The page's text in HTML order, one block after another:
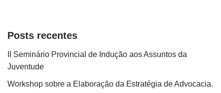
Posts recentes
II Seminário Provincial de Indução aos Assuntos da
Juventude
Workshop sobre a Elaboração da Estratégia de Advocacia.